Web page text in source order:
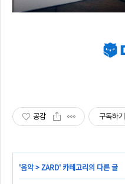
공감 구독하기
'음악>ZARD' 카테고리의 다른 글